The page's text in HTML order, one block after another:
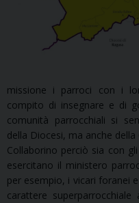
missione i parroci con i
compito di insegnare e di
comunità parrocchiali si
della Diocesi, ma anche della
Collaborino perciò sia con
esercitano il ministero
per esempio, i vicari foranei
carattere